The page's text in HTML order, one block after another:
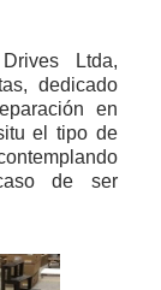
Ltda,
dedicado
en
el tipo de
de ser